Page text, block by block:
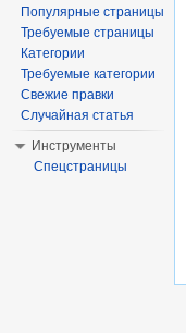
Популярные страницы
Требуемые страницы
Категории
Требуемые категории
Свежие правки
Случайная статья
Инструменты
Спецстраницы